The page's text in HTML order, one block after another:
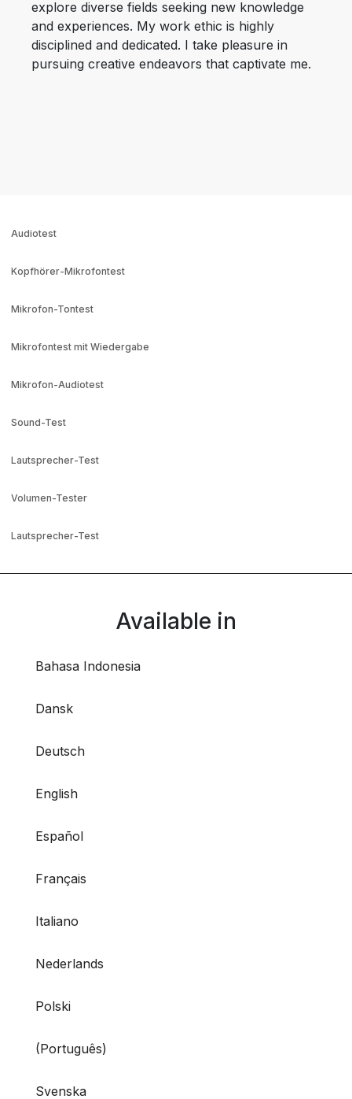
explore diverse fields seeking new knowledge
and experiences. My work ethic is highly
disciplined and dedicated. I take pleasure in
pursuing creative endeavors that captivate me.
Audiotest
Kopfhörer-Mikrofontest
Mikrofon-Tontest
Mikrofontest mit Wiedergabe
Mikrofon-Audiotest
Sound-Test
Lautsprecher-Test
Volumen-Tester
Lautsprecher-Test
Available in
Bahasa Indonesia
Dansk
Deutsch
English
Español
Français
Italiano
Nederlands
Polski
(Português)
Svenska